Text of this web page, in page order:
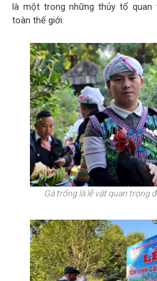
là một trong những thủy tổ quan
toàn thế giới.
Gà trống là lễ vật quan trọng